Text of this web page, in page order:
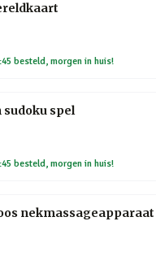
besteld, morgen in huis!
sudoku spel
besteld, morgen in huis!
nekmassageapparaat